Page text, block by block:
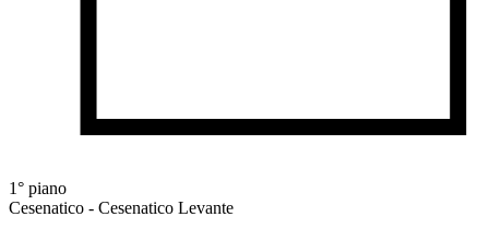
1° piano
Cesenatico - Cesenatico Levante